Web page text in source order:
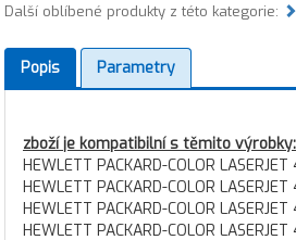
Další oblíbené produkty z této kategorie:
Popis Parametry
zboží je kompatibilní s těmito výrobky:
HEWLETT PACKARD-COLOR
HEWLETT PACKARD-COLOR
HEWLETT PACKARD-COLOR
HEWLETT PACKARD-COLOR